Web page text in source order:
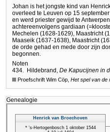
Johan is het jongste kind van
overleed te Leuven op 15
en werd priester gewijd te
achtereenvolgens gardiaan
Mechelen (1628-1629), Maastricht
Maaseik (1637-1638), Maastricht
de orde gehad en mede door zijn
begonnen.
Noten
434. Hildebrand, De Kapucijnen in
Proefschrift Wim Cöp, Het spel van de
Genealogie